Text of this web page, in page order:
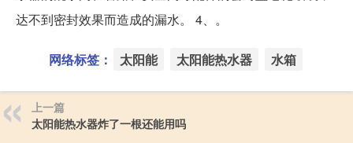
达不到密封效果而造成的漏水。 4、。
网络标签： 太阳能 太阳能热水器 水箱
上一篇
太阳能热水器炸了一根还能用吗